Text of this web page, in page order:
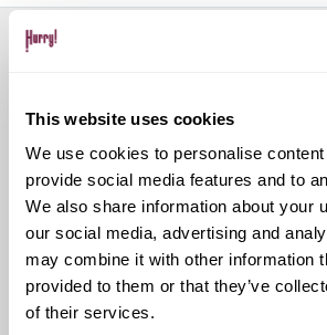
This website uses cookies
We use cookies to personalise
provide social media features and to
We also share information about your
our social media, advertising and
may combine it with other information
provided to them or that they’ve
of their services.
Ritiro Usato
I nostri esperti ti forniranno una
tua auto